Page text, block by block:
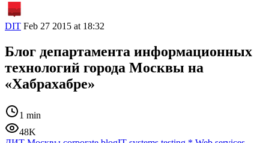
DIT Feb 27 2015 at 18:32
Блог департамента информационных
технологий города Москвы на
«Хабрахабре»
1 min
48K